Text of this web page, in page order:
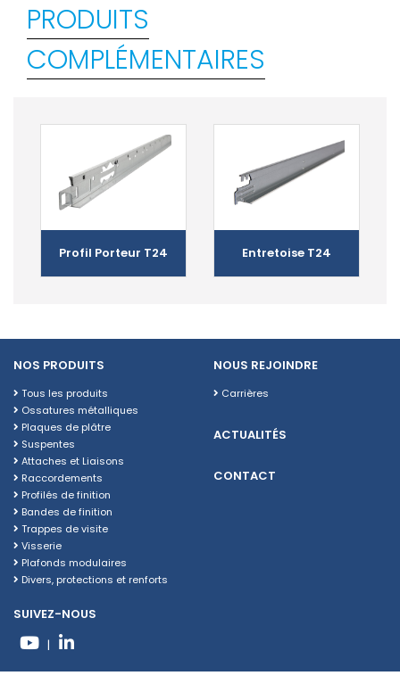
PRODUITS
COMPLÉMENTAIRES
Profil Porteur T24 Entretoise T24
NOS PRODUITS
Tous les produits
Ossatures métalliques
Plaques de plâtre
Suspentes
Attaches et Liaisons
Raccordements
Profilés de finition
Bandes de finition
Trappes de visite
Visserie
Plafonds modulaires
Divers, protections et renforts
NOUS REJOINDRE
Carrières
ACTUALITÉS
CONTACT
SUIVEZ-NOUS
|